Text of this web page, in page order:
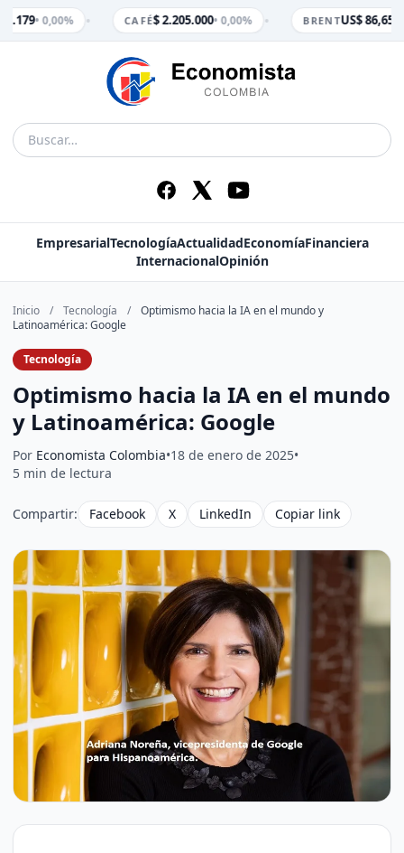
• 0,00% CAFÉ$ 2.205.000• 0,00% BRENTUS$ 86,65•
EmpresarialTecnologíaActualidadEconomíaFinanciera
InternacionalOpinión
Inicio / Tecnología /
Optimismo hacia la IA en el mundo y
Latinoamérica: Google
Tecnología
Optimismo hacia la IA en el mundo
y Latinoamérica: Google
Por Economista Colombia•18 de enero de 2025•
5 min de lectura
Compartir: Facebook X LinkedIn Copiar link